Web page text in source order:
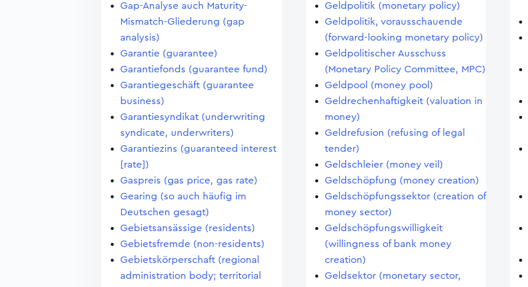
Gap-Analyse auch Maturity-
Mismatch-Gliederung (gap
analysis)
Garantie (guarantee)
Garantiefonds (guarantee fund)
Garantiegeschäft (guarantee
business)
Garantiesyndikat (underwriting
syndicate, underwriters)
Garantiezins (guaranteed interest
[rate])
Gaspreis (gas price, gas rate)
Gearing (so auch häufig im
Deutschen gesagt)
Gebietsansässige (residents)
Gebietsfremde (non-residents)
Gebietskörperschaft (regional
administration body; territorial
Geldpolitik (monetary policy)
Geldpolitik, vorausschauende
(forward-looking monetary policy)
Geldpolitischer Ausschuss
(Monetary Policy Committee, MPC)
Geldpool (money pool)
Geldrechenhaftigkeit (valuation in
money)
Geldrefusion (refusing of legal
tender)
Geldschleier (money veil)
Geldschöpfung (money creation)
Geldschöpfungssektor (creation of
money sector)
Geldschöpfungswilligkeit
(willingness of bank money
creation)
Geldsektor (monetary sector,